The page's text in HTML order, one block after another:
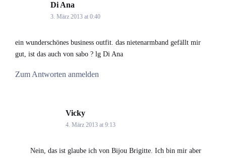
Di Ana
3. März 2013 at 0:40
ein wunderschönes business outfit. das nietenarmband gefällt mir
gut, ist das auch von sabo ? lg Di Ana
Zum Antworten anmelden
Vicky
4. März 2013 at 9:13
Nein, das ist glaube ich von Bijou Brigitte. Ich bin mir aber